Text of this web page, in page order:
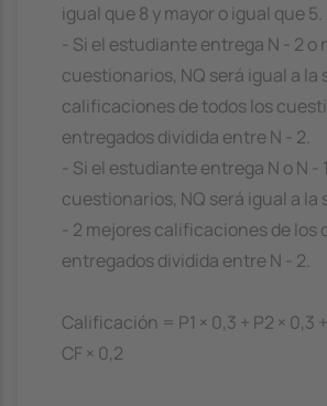
igual que 8 y mayor o igual que 5.
- Si el estudiante entrega N - 2 o
cuestionarios, NQ será igual a la
calificaciones de todos los
entregados dividida entre N - 2.
- Si el estudiante entrega N o N - 1
cuestionarios, NQ será igual a la
- 2 mejores calificaciones de
entregados dividida entre N - 2.
Calificación = P1 × 0,3 + P2 × 0,3
CF × 0,2